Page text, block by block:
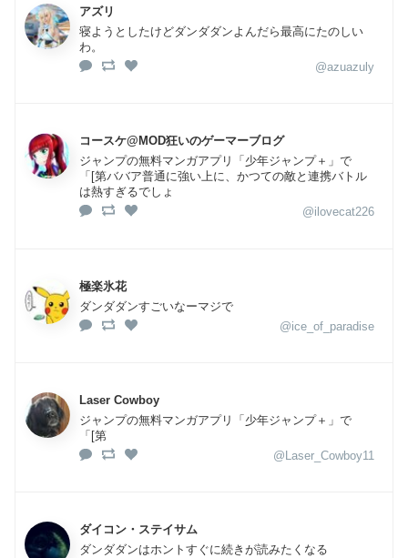
アズリ
寝ようとしたけどダンダダンよんだら最高にたのしい
わ。
@azuazuly
コースケ@MOD狂いのゲーマーブログ
ジャンプの無料マンガアプリ「少年ジャンプ＋」で
「[第ババア普通に強い上に、かつての敵と連携バトル
は熱すぎるでしょ
@ilovecat226
極楽氷花
ダンダダンすごいなーマジで
@ice_of_paradise
Laser Cowboy
ジャンプの無料マンガアプリ「少年ジャンプ＋」で
「[第
@Laser_Cowboy11
ダイコン・ステイサム
ダンダダンはホントすぐに続きが読みたくなる